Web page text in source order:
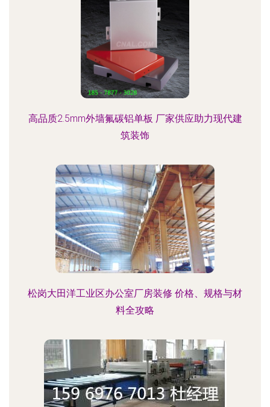
高品质2.5mm外墙氟碳铝单板 厂家供应助力现代建
筑装饰
松岗大田洋工业区办公室厂房装修 价格、规格与材
料全攻略